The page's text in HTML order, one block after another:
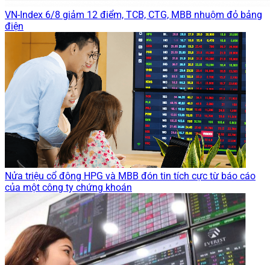
VN-Index 6/8 giảm 12 điểm, TCB, CTG, MBB nhuộm đỏ bảng
điện
Nửa triệu cổ đông HPG và MBB đón tin tích cực từ báo cáo
của một công ty chứng khoán